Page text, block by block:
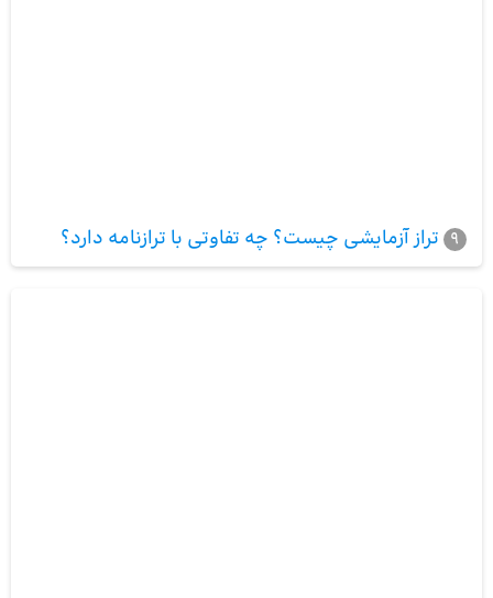
9 تراز آزمایشی چیست؟ چه تفاوتی با ترازنامه دارد؟